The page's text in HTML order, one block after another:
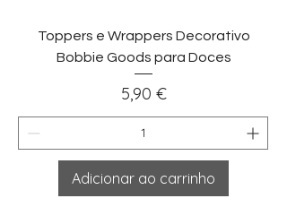
Toppers e Wrappers Decorativo
Bobbie Goods para Doces
Preço
5,90 €
Adicionar ao carrinho